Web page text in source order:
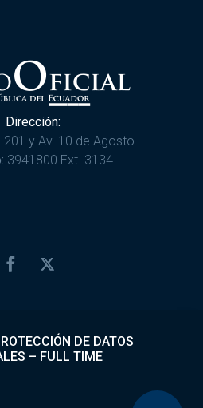
Dirección:
201 y Av. 10 de Agosto
3941800 Ext. 3134
DE DATOS
– FULL TIME